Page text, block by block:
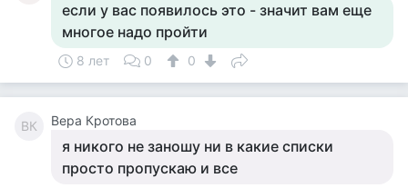
если у вас появилось это - значит вам еще
многое надо пройти
8 лет 0 0
ВК Вера Кротова
я никого не заношу ни в какие списки
просто пропускаю и все